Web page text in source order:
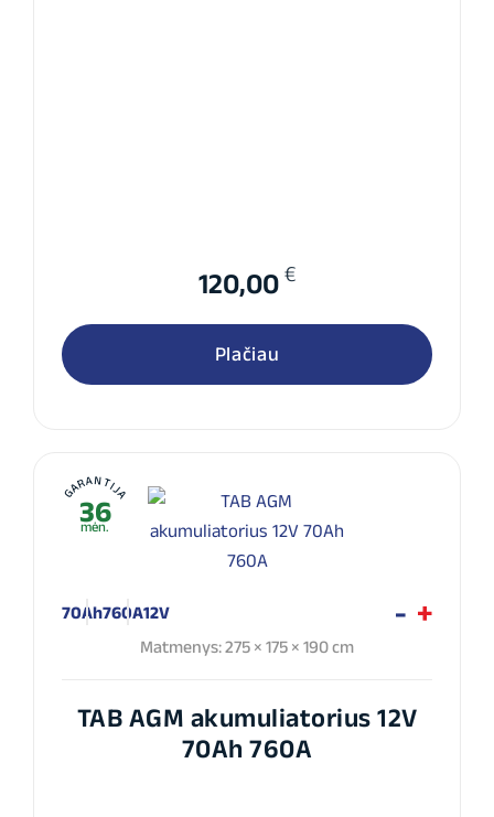
120,00 €
Plačiau
GARANTIJA
36
mėn.
70Ah760A12V
Matmenys: 275 × 175 × 190 cm
TAB AGM akumuliatorius 12V
70Ah 760A